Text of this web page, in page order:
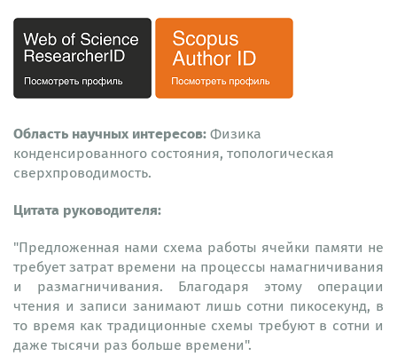
Область научных интересов:Физика
конденсированного состояния, топологическая
сверхпроводимость.
Цитата руководителя:
"Предложенная нами схема работы ячейки памяти не
требует затрат времени на процессы намагничивания
и размагничивания. Благодаря этому операции
чтения и записи занимают лишь сотни пикосекунд, в
то время как традиционные схемы требуют в сотни и
даже тысячи раз больше времени".